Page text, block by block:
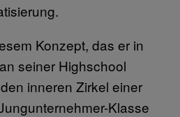
Konzept, das er in
seiner Highschool
inneren Zirkel einer
Klasse